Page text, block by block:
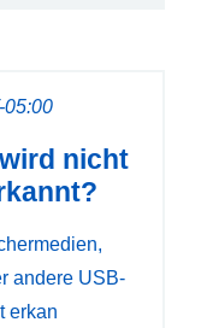
05:00
nicht
andere USB-
erkan